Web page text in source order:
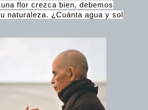
flor crezca bien, debemos
naturaleza. ¿Cuánta agua y sol